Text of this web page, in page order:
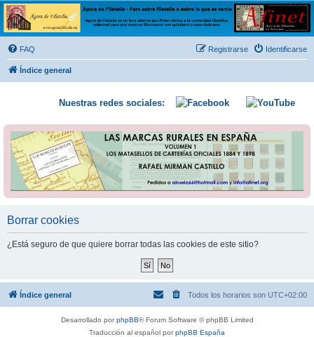
Ágora de Filatelia
Foro sobre filatelia o sobre lo que se tercie. Ágora de Filatelia es un foro abierto que Afinet
ofrece a la comunidad filatélica universal para que exprese libremente sus opiniones y
conocimientos
FAQ Identificarse
Registrarse
Índice general
Nuestras redes sociales:
Borrar cookies
¿Está seguro de que quiere borrar todas las cookies de este sitio?
Índice general Todos los horarios son UTC+02:00
Desarrollado porphpBB® Forum Software © phpBB Limited
Traducción al español porphpBB España